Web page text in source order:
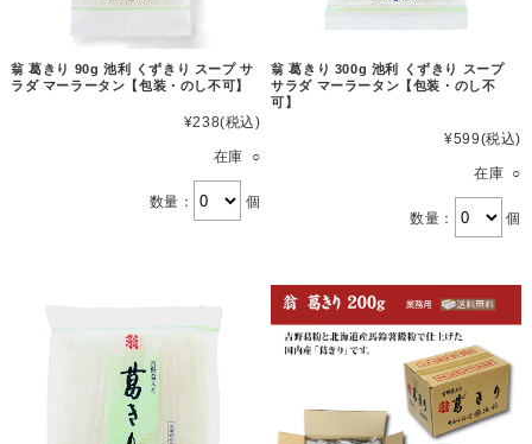
翁 葛きり 90g 池利 くずきり スープ サ
ラダ マーラータン【包装・のし不可】
¥238(税込)
在庫 ○
数量： 個
翁 葛きり 300g 池利 くずきり スープ
サラダ マーラータン【包装・のし不
可】
¥599(税込)
在庫 ○
数量： 個